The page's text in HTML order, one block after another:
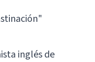
inglés de